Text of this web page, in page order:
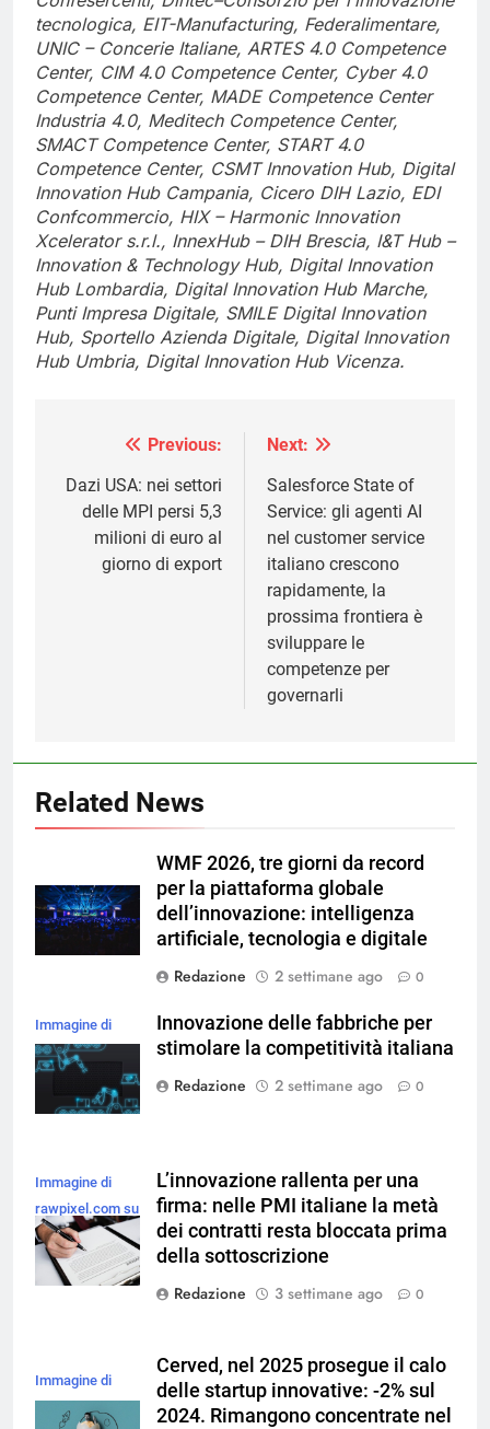
tecnologica, EIT-Manufacturing, Federalimentare,
UNIC – Concerie Italiane, ARTES 4.0 Competence
Center, CIM 4.0 Competence Center, Cyber 4.0
Competence Center, MADE Competence Center
Industria 4.0, Meditech Competence Center,
SMACT Competence Center, START 4.0
Competence Center, CSMT Innovation Hub, Digital
Innovation Hub Campania, Cicero DIH Lazio, EDI
Confcommercio, HIX – Harmonic Innovation
Xcelerator s.r.l., InnexHub – DIH Brescia, I&T Hub –
Innovation & Technology Hub, Digital Innovation
Hub Lombardia, Digital Innovation Hub Marche,
Punti Impresa Digitale, SMILE Digital Innovation
Hub, Sportello Azienda Digitale, Digital Innovation
Hub Umbria, Digital Innovation Hub Vicenza.
Navigazione
articoli
Previous:
Dazi USA: nei settori
delle MPI persi 5,3
milioni di euro al
giorno di export
Next:
Salesforce State of
Service: gli agenti AI
nel customer service
italiano crescono
rapidamente, la
prossima frontiera è
sviluppare le
competenze per
governarli
Related News
WMF 2026, tre giorni da record
per la piattaforma globale
dell’innovazione: intelligenza
artificiale, tecnologia e digitale
Redazione
2 settimane ago 0
Immagine di
magnific
Innovazione delle fabbriche per
stimolare la competitività italiana
Redazione
2 settimane ago 0
Immagine di
rawpixel.com su
Magnific
L’innovazione rallenta per una
firma: nelle PMI italiane la metà
dei contratti resta bloccata prima
della sottoscrizione
Redazione
3 settimane ago 0
Immagine di
freepik
Cerved, nel 2025 prosegue il calo
delle startup innovative: -2% sul
2024. Rimangono concentrate nel